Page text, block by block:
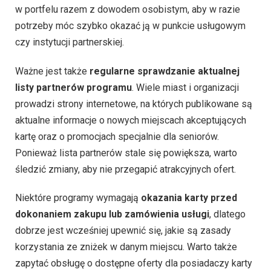
w portfelu razem z dowodem osobistym, aby w razie
potrzeby móc szybko okazać ją w punkcie usługowym
czy instytucji partnerskiej.
Ważne jest także regularne sprawdzanie aktualnej
listy partnerów programu. Wiele miast i organizacji
prowadzi strony internetowe, na których publikowane są
aktualne informacje o nowych miejscach akceptujących
kartę oraz o promocjach specjalnie dla seniorów.
Ponieważ lista partnerów stale się powiększa, warto
śledzić zmiany, aby nie przegapić atrakcyjnych ofert.
Niektóre programy wymagają okazania karty przed
dokonaniem zakupu lub zamówienia usługi, dlatego
dobrze jest wcześniej upewnić się, jakie są zasady
korzystania ze zniżek w danym miejscu. Warto także
zapytać obsługę o dostępne oferty dla posiadaczy karty